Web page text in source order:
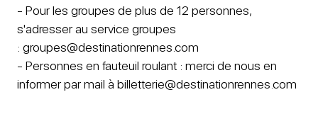
- Pour les groupes de plus de 12 personnes,
s'adresser au service groupes
: groupes@destinationrennes.com
- Personnes en fauteuil roulant : merci de nous en
informer par mail à billetterie@destinationrennes.com